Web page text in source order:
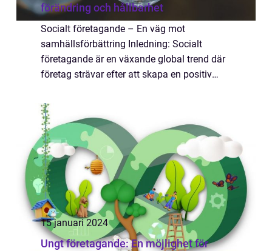
förändring och hållbarhet
Socialt företagande – En väg mot
samhällsförbättring Inledning: Socialt
företagande är en växande global trend där
företag strävar efter att skapa en positiv
affärsverksamheter. I denna artikel kommer
vi att ge...
15 januari 2024
Ungt företagande: En möjlighet för